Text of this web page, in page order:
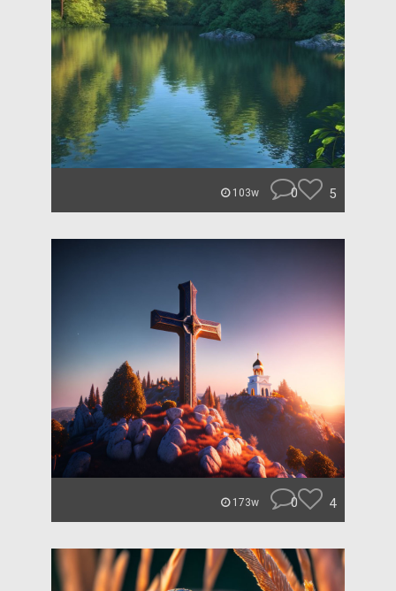
103w 0 5
173w 0 4